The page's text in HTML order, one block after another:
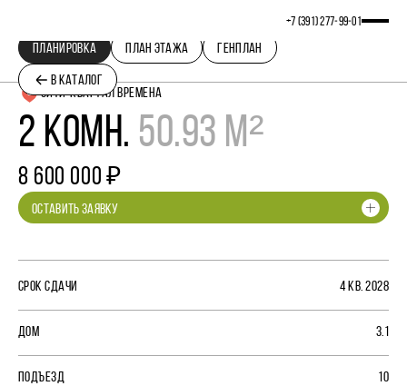
+7 (391) 277‒99‒01
В КАТАЛОГ
ПЛАНИРОВКА ПЛАН ЭТАЖА ГЕНПЛАН
СИТИ-КВАРТАЛ ВРЕМЕНА
2 КОМН. 50.93 М²
8 600 000 ₽
ОСТАВИТЬ ЗАЯВКУ
СРОК СДАЧИ 4 КВ. 2028
ДОМ 3.1
ПОДЪЕЗД 10